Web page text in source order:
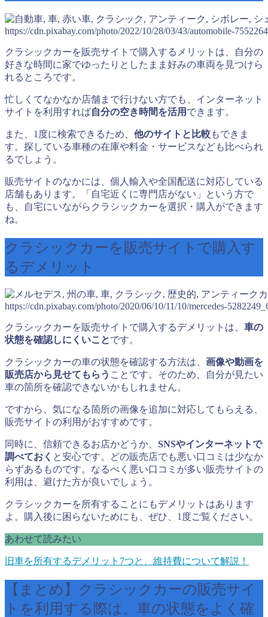
https://cdn.pixabay.com/photo/2022/10/28/03/43/automobile-
クラシックカーを販売サイトで購入するメリットは、自分の
好きな時間に家でゆったりとしたまま好みの車両を見つけら
れるところです。
忙しくてなかなか店舗まで行けない方でも、インターネット
サイトを利用すれば自分の空き時間を活用 できます。
また、1度に検索できるため、 他のサイトと比較もできま
す。探している車種の在庫や料金・サービスなども比べられ
るでしょう。
販売サイトのなかには、個人輸入や全国配送に対応している
店舗もあります。「自宅近くに専門店がない」という方で
も、自宅にいながらクラシックカーを選択・購入ができます
ね。
クラシックカーを販売サイトで購入す
るデメリット
https://cdn.pixabay.com/photo/2020/06/10/11/10/mercedes-
クラシックカーを販売サイトで購入するデメリットは、 車の
状態を確認しにくいことです。
クラシックカーの車の状態を確認する方法は、 画像や動画を
販売店から見せてもらう ことです。そのため、自分が見たい
車の箇所を確認できないかもしれません。
ですから、気になる箇所の画像を追加に対応してもらえる、
販売サイトの利用がおすすめです。
同時に、信頼できるお店かどうか、 SNSやインターネットで
調べておく と安心です。どの販売店でも悪い口コミは少なか
らずあるものです。なるべく悪い口コミが多い販売サイトの
利用は、避けた方が良いでしょう。
クラシックカーを所有することにもデメリットはあります
よ。購入後に困らないためにも、ぜひ、1度ご覧ください。
あわせて読みたい
旧車を所有するデメリット7つと、維持費について解説！
【まとめ】クラシックカーの販売サイ
トを利用する際は、車の状態をよく確